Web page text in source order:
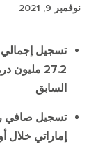
نوفمبر 9, 2021
تسجيل
27.2 مليون
السابق
تسجيل صافي
إماراتي